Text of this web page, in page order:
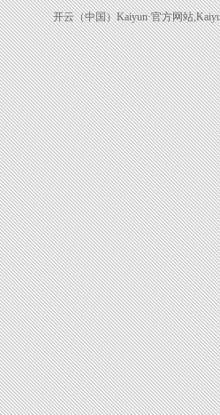
开云（中国）Kaiyun·官方网站